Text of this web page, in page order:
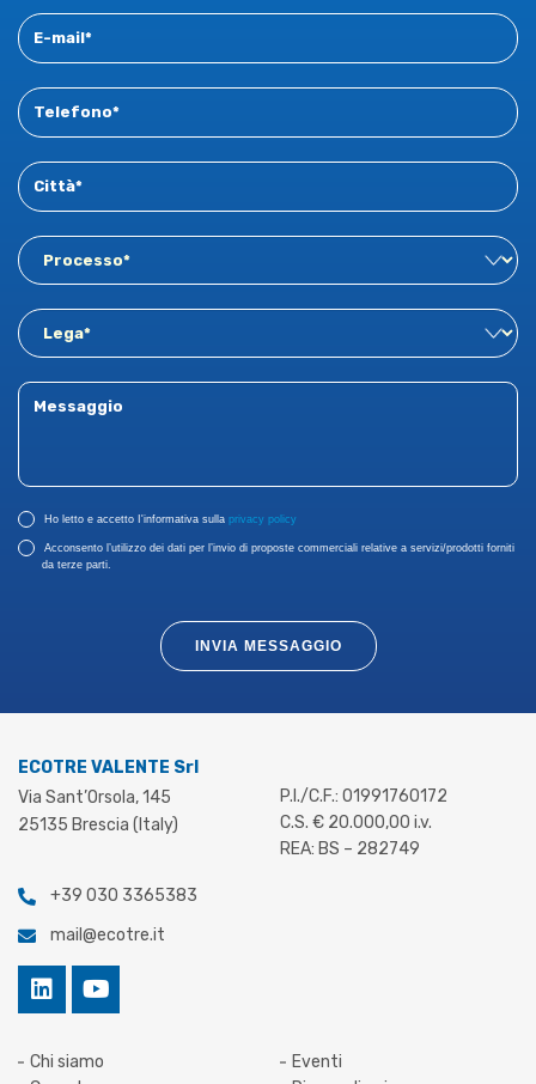
Ho letto e accetto I'informativa sulla privacy policy
Acconsento l’utilizzo dei dati per l’invio di proposte commerciali relative a servizi/prodotti forniti
da terze parti.
INVIA MESSAGGIO
ECOTRE VALENTE Srl
Via Sant’Orsola, 145
25135 Brescia (Italy)
+39 030 3365383
mail@ecotre.it
P.I./C.F.: 01991760172
C.S. € 20.000,00 i.v.
REA: BS – 282749
Chi siamo
Eventi